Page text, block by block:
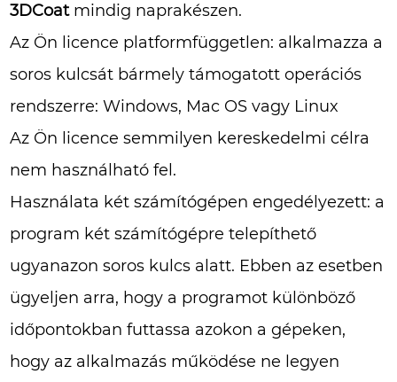
3DCoatmindig naprakészen.
Az Ön licence platformfüggetlen: alkalmazza a
soros kulcsát bármely támogatott operációs
rendszerre: Windows, Mac OS vagy Linux
Az Ön licence semmilyen kereskedelmi célra
nem használható fel.
Használata két számítógépen engedélyezett: a
program két számítógépre telepíthető
ugyanazon soros kulcs alatt. Ebben az esetben
ügyeljen arra, hogy a programot különböző
időpontokban futtassa azokon a gépeken,
hogy az alkalmazás működése ne legyen